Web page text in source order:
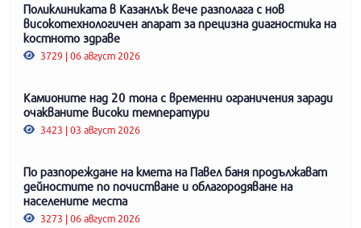
Поликлиниката в Казанлък вече разполага с нов
високотехнологичен апарат за прецизна диагностика на
костното здраве
3729 | 06 август 2026
Камионите над 20 тона с временни ограничения заради
очакваните високи температури
3423 | 03 август 2026
По разпореждане на кмета на Павел баня продължават
дейностите по почистване и облагородяване на
населените места
3273 | 06 август 2026